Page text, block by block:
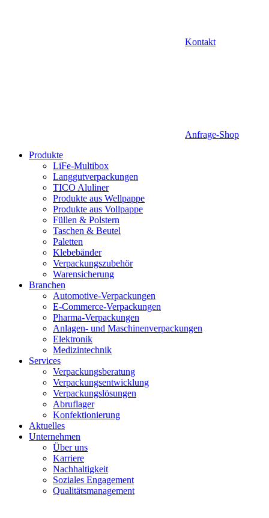
Kontakt
Anfrage-Shop
Produkte
LiFe-Multibox
Langgutverpackungen
TICO Aluliner
Produkte aus Wellpappe
Produkte aus Vollpappe
Füllen & Polstern
Taschen & Beutel
Paletten
Klebebänder
Verpackungszubehör
Warensicherung
Branchen
Automotive-Verpackungen
E-Commerce-Verpackungen
Pharma-Verpackungen
Anlagen- und Maschinenverpackungen
Elektronik
Medizintechnik
Services
Verpackungsberatung
Verpackungsentwicklung
Verpackungslösungen
Abruflager
Konfektionierung
Aktuelles
Unternehmen
Über uns
Karriere
Nachhaltigkeit
Soziales Engagement
Qualitätsmanagement